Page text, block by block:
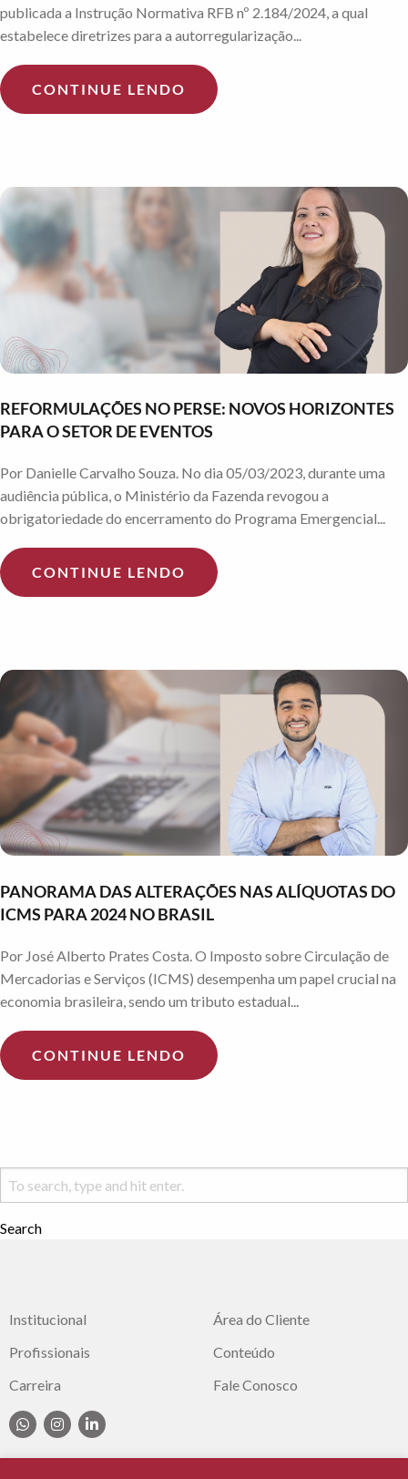
publicada a Instrução Normativa RFB nº 2.184/2024, a qual
estabelece diretrizes para a autorregularização...
CONTINUE LENDO
REFORMULAÇÕES NO PERSE: NOVOS HORIZONTES
PARA O SETOR DE EVENTOS
Por Danielle Carvalho Souza. No dia 05/03/2023, durante uma
audiência pública, o Ministério da Fazenda revogou a
obrigatoriedade do encerramento do Programa Emergencial...
CONTINUE LENDO
PANORAMA DAS ALTERAÇÕES NAS ALÍQUOTAS DO
ICMS PARA 2024 NO BRASIL
Por José Alberto Prates Costa. O Imposto sobre Circulação de
Mercadorias e Serviços (ICMS) desempenha um papel crucial na
economia brasileira, sendo um tributo estadual...
CONTINUE LENDO
Search
Institucional
Profissionais
Carreira
Área do Cliente
Conteúdo
Fale Conosco